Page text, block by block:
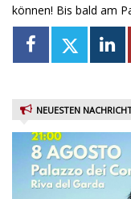
können! Bis bald am
NEUESTEN